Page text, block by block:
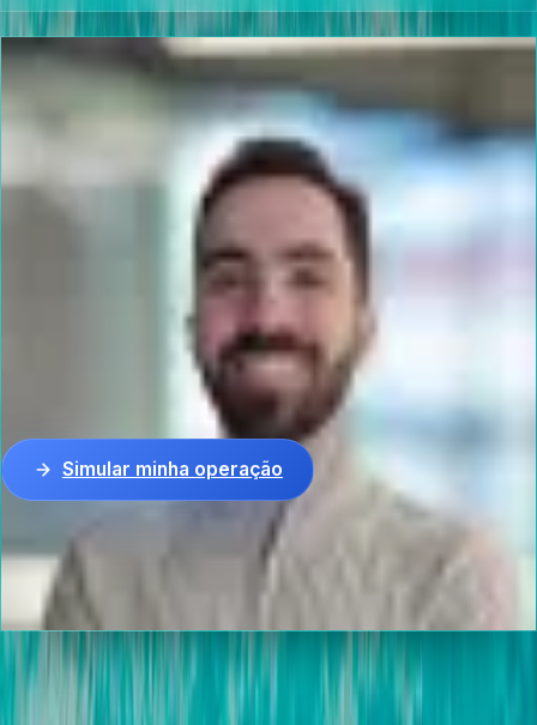
Ver todas as perguntas frequentes
ASSINADO PELO FUNDADOR
Fundei a Credios em 2019 porque vi
empresários e médicos pagando 4% ao mês em
crédito caro, com R$ 2 milhões em imóvel
Isso ainda me incomoda.
Fundador, Credios · Blumenau, SC
em crédito liberado
clientes atendidos
instituições parceiras
Simular minha operação
Atendimento por pessoa, não por robô. Resposta em até
2 horas úteis
Resolução BCB nº 4.935/2021